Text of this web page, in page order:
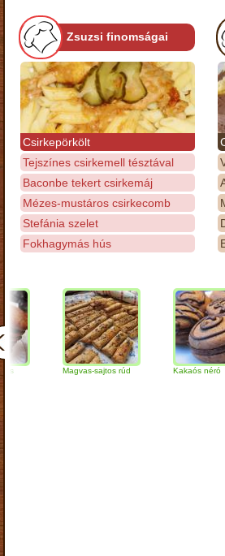
Zsuzsi finomságai
Csirkepörkölt
Tejszínes csirkemell tésztával
Baconbe tekert csirkemáj
Mézes-mustáros csirkecomb
Stefánia szelet
Fokhagymás hús
Magvas-sajtos rúd Kakaós néró